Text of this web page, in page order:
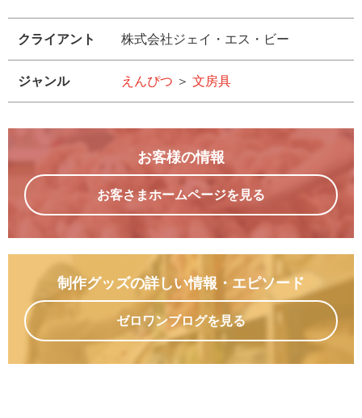
クライアント 株式会社ジェイ・エス・ビー
ジャンル えんぴつ ＞ 文房具
お客様の情報
お客さまホームページを見る
制作グッズの詳しい情報 ・エピソード
ゼロワンブログを見る